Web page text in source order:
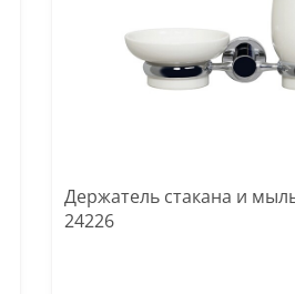
Держатель стакана и
24226